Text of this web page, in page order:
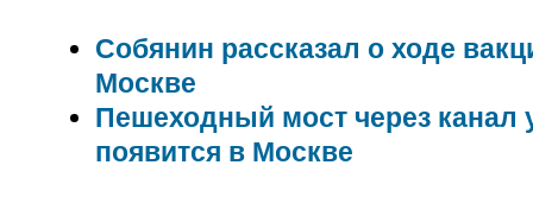
Собянин рассказал о ходе
Москве
Пешеходный мост через канал
появится в Москве